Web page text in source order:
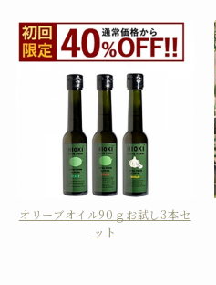
オリーブオイル90ｇお試し3本セ
ット